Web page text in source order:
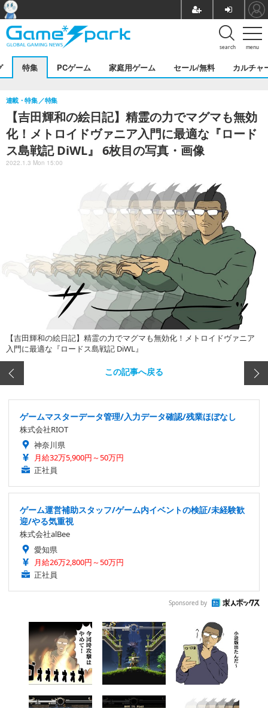
menu
search
特集 PCゲーム 家庭用ゲーム セール/無料 カルチャ
【吉田輝和の絵日記】精霊の力でマグマも無効
化！メトロイドヴァニア入門に最適な『ロード
ス島戦記 DiWL』 6枚目の写真・画像
連載・特集 特集
2022.1.3 Mon 15:00
【吉田輝和の絵日記】精霊の力でマグマも無効化！メトロイドヴァニア
入門に最適な『ロードス島戦記 DiWL』
この記事へ戻る
ゲームマスターデータ管理/入力データ確認/残業ほぼなし
株式会社RIOT
神奈川県
月給32万5,900円～50万円
正社員
ゲーム運営補助スタッフ/ゲーム内イベントの検証/未経験歓
迎/やる気重視
株式会社alBee
愛知県
月給26万2,800円～50万円
正社員
Sponsored by